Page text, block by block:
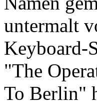
untermalt
Keyboard-
"The
To Berlin"